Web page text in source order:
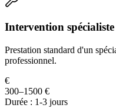
Intervention
Prestation standard d'un
professionnel.
€
300–1500 €
Durée : 1-3 jours